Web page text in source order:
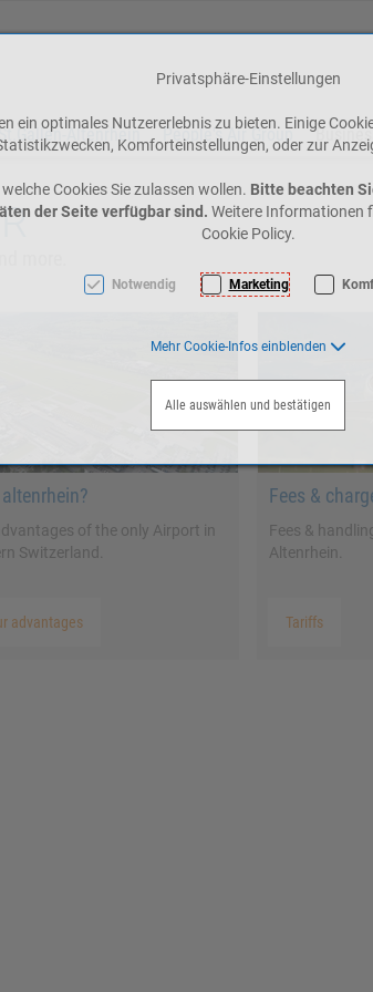
Altenrhein People's Air Group
more.
of the only Airport in
Switzerland.
advantages
Fees &
Fees &
Altenrhein.
Tariffs
Privatsphäre-Einstellungen
ein optimales Nutzererlebnis zu bieten. Einige
Komforteinstellungen, oder zur
Cookies Sie zulassen wollen. Bitte beachten
der Seite verfügbar sind. Weitere Informationen
Cookie Policy.
Notwendig Marketing
Mehr Cookie-Infos einblenden
Alle auswählen und bestätigen